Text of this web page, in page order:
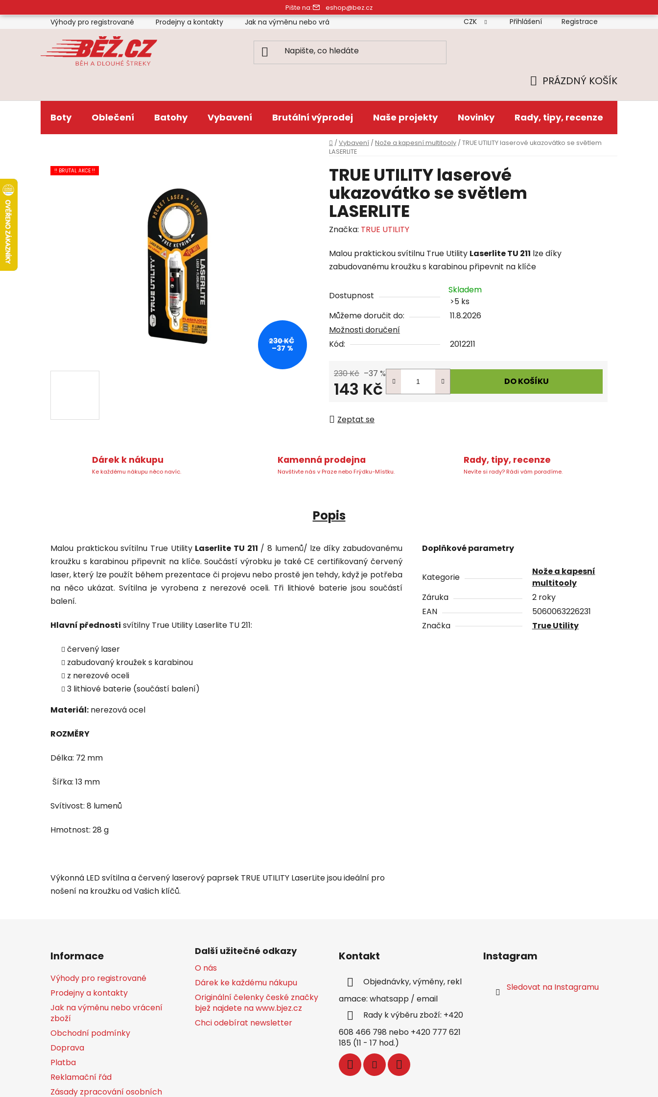
na
obsah
Pište na: eshop@bez.cz
Výhody pro registrované Prodejny a kontakty Jak na výměnu nebo vrácení zboží Doprava Platba Reklamační řád
CZK Přihlášení Registrace
KOŠÍK
PRÁZDNÝ KOŠÍK
Boty Oblečení Batohy Vybavení Brutální výprodej Naše projekty Novinky Rady, tipy, recenze
Domů
/ Vybavení / Nože a kapesní multitooly / TRUE UTILITY laserové ukazovátko se světlem
LASERLITE
TRUE UTILITY laserové
ukazovátko se světlem
LASERLITE
Značka: TRUE UTILITY
Malou praktickou svítilnu True Utility Laserlite TU 211 lze díky
zabudovanému kroužku s karabinou připevnit na klíče
Dostupnost
Skladem
>5 ks
Můžeme doručit do:
11.8.2026
Možnosti doručení
Kód:
2012211
230 Kč –37 %
143 Kč DO KOŠÍKU
Zeptat se
!! BRUTAL AKCE !!
230 KČ
–37 %
Dárek k nákupu
Ke každému nákupu něco navíc.
Kamenná prodejna
Navštivte nás v Praze nebo Frýdku-Místku.
Rady, tipy, recenze
Nevíte si rady? Rádi vám poradíme.
Popis
Malou praktickou svítilnu True Utility Laserlite TU 211 / 8 lumenů/ lze díky zabudovanému
kroužku s karabinou připevnit na klíče. Součástí výrobku je také CE certifikovaný červený
laser, který lze použít během prezentace či projevu nebo prostě jen tehdy, když je potřeba
na něco ukázat. Svítilna je vyrobena z nerezové oceli. Tři lithiové baterie jsou součástí
balení.
Hlavní přednosti svítilny True Utility Laserlite TU 211:
červený laser
zabudovaný kroužek s karabinou
z nerezové oceli
3 lithiové baterie (součástí balení)
Materiál: nerezová ocel
ROZMĚRY
Délka: 72 mm
Šířka: 13 mm
Svítivost: 8 lumenů
Hmotnost: 28 g
Výkonná LED svítilna a červený laserový paprsek TRUE UTILITY LaserLite jsou ideální pro
nošení na kroužku od Vašich klíčů.
Doplňkové parametry
Kategorie
Nože a kapesní
multitooly
Záruka
2 roky
EAN
5060063226231
Značka
True Utility
Informace
Výhody pro registrované
Prodejny a kontakty
Jak na výměnu nebo vrácení
zboží
Obchodní podmínky
Doprava
Platba
Reklamační řád
Zásady zpracování osobních
Další užitečné odkazy
O nás
Dárek ke každému nákupu
Originální čelenky české značky
bjež najdete na www.bjez.cz
Chci odebírat newsletter
Kontakt
Objednávky, výměny, rekl
amace: whatsapp / email
Rady k výběru zboží: +420
608 466 798 nebo +420 777 621
185 (11 - 17 hod.)
Instagram
Sledovat na Instagramu